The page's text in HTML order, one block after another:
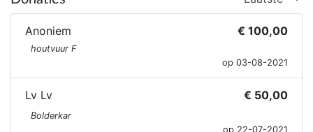
Anoniem € 100,00
houtvuur F
op 03-08-2021
Lv Lv € 50,00
Bolderkar
op 22-07-2021